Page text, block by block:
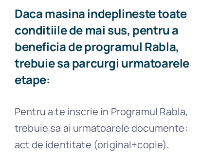
Daca masina indeplineste toate
conditiile de mai sus, pentru a
beneficia de programul Rabla,
trebuie sa parcurgi urmatoarele
etape:
Pentru a te inscrie in Programul Rabla,
trebuie sa ai urmatoarele documente:
act de identitate (original+copie),